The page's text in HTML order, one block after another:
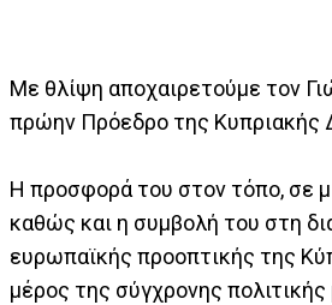
Με θλίψη αποχαιρετούμε τον
πρώην Πρόεδρο της Κυπριακής
Η προσφορά του στον τόπο, σε
καθώς και η συμβολή του στη
ευρωπαϊκής προοπτικής της
μέρος της σύγχρονης πολιτικής